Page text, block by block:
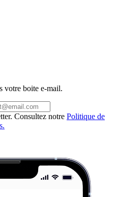
votre boite e-mail.
Consultez notre Politique de